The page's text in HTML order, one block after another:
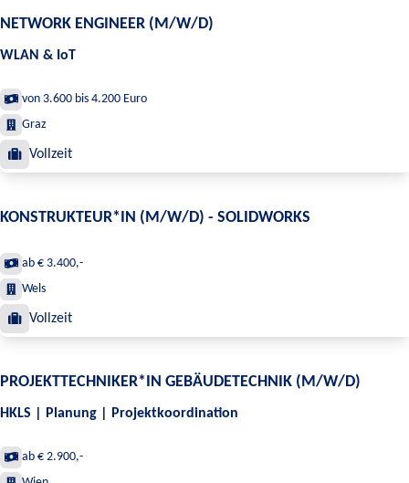
NETWORK ENGINEER (M/W/D)
WLAN & IoT
von 3.600 bis 4.200 Euro
Graz
Vollzeit
KONSTRUKTEUR*IN (M/W/D) - SOLIDWORKS
ab € 3.400,-
Wels
Vollzeit
PROJEKTTECHNIKER*IN GEBÄUDETECHNIK (M/W/D)
HKLS | Planung | Projektkoordination
ab € 2.900,-